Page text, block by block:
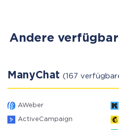
Andere
ManyChat (167
AWeber
ActiveCampaign